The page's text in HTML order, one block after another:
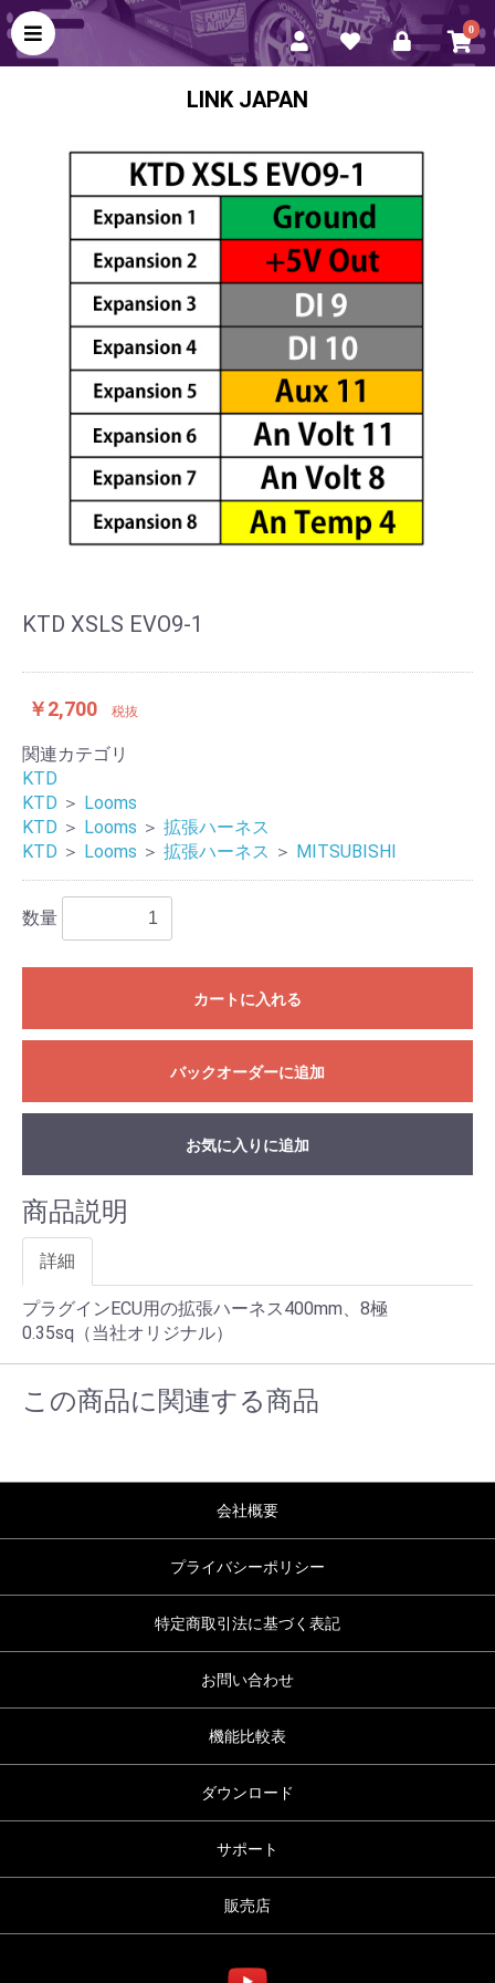
0
LINK JAPAN
KTD XSLS EVO9-1
￥2,700 税抜
関連カテゴリ
KTD
KTD ＞ Looms
KTD ＞ Looms ＞ 拡張ハーネス
KTD ＞ Looms ＞ 拡張ハーネス ＞ MITSUBISHI
数量
カートに入れる
バックオーダーに追加
お気に入りに追加
商品説明
詳細
プラグインECU用の拡張ハーネス400mm、8極
0.35sq（当社オリジナル）
この商品に関連する商品
会社概要
プライバシーポリシー
特定商取引法に基づく表記
お問い合わせ
機能比較表
ダウンロード
サポート
販売店